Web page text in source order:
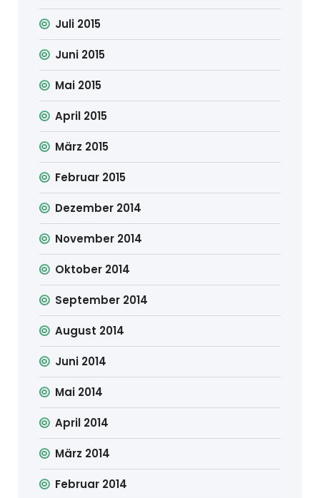
Juli 2015
Juni 2015
Mai 2015
April 2015
März 2015
Februar 2015
Dezember 2014
November 2014
Oktober 2014
September 2014
August 2014
Juni 2014
Mai 2014
April 2014
März 2014
Februar 2014